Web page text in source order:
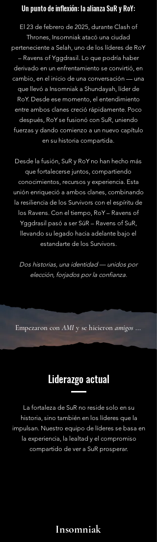
Un punto de inflexión: la alianza SuR y RoY:
El 23 de febrero de 2025, durante Clash of
Thrones, Insomniak atacó una ciudad
perteneciente a Selah, uno de los líderes de RoY
– Ravens of Yggdrasil. Lo que podría haber
derivado en un enfrentamiento se convirtió, en
cambio, en el inicio de una conversación — una
que llevó a Insomniak a Shundayah, líder de
RoY. Desde ese momento, el entendimiento
entre ambos clanes creció rápidamente. Poco
después, RoY se fusionó con SuR, uniendo
fuerzas y dando comienzo a un nuevo capítulo
en su historia compartida.
Desde la fusión, SuR y RoY no han hecho más
que fortalecerse juntos, compartiendo
conocimientos, recursos y experiencia. Esta
unión enriqueció a ambos clanes, combinando
la resiliencia de los Survivors con el espíritu de
los Ravens. Con el tiempo, RoY – Ravens of
Yggdrasil pasó a ser SúR – Ravens of SuR,
llevando su legado hacia adelante bajo el
estandarte de los Survivors.
Dos historias, una identidad — unidos por
elección, forjados por la confianza.
Empezaron con AMIy se hicieron amigos...
Liderazgo actual
La fortaleza de SuR no reside solo en su
historia, sino también en los líderes que la
impulsan. Nuestro equipo de líderes se basa en
la experiencia, la lealtad y el compromiso
compartido de ver a SuR prosperar.
Insomniak